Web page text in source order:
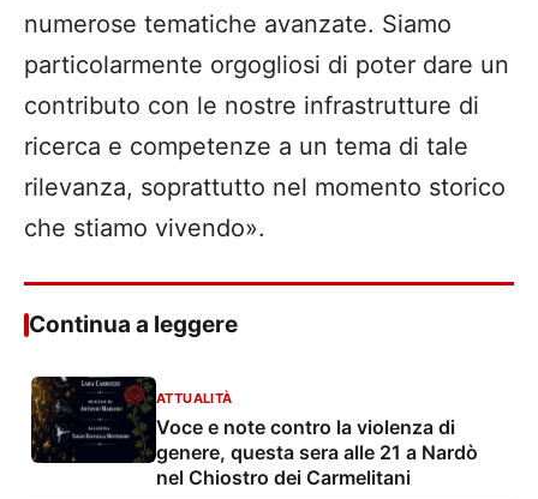
numerose tematiche avanzate. Siamo
particolarmente orgogliosi di poter dare un
contributo con le nostre infrastrutture di
ricerca e competenze a un tema di tale
rilevanza, soprattutto nel momento storico
che stiamo vivendo».
Continua a leggere
ATTUALITÀ
Voce e note contro la violenza di
genere, questa sera alle 21 a Nardò
nel Chiostro dei Carmelitani